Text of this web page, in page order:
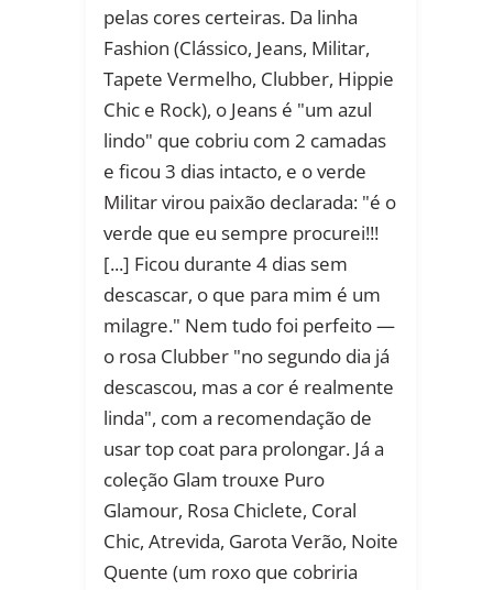
pelas cores certeiras. Da linha
Fashion (Clássico, Jeans, Militar,
Tapete Vermelho, Clubber, Hippie
Chic e Rock), o Jeans é "um azul
lindo" que cobriu com 2 camadas
e ficou 3 dias intacto, e o verde
Militar virou paixão declarada: "é o
verde que eu sempre procurei!!!
[...] Ficou durante 4 dias sem
descascar, o que para mim é um
milagre." Nem tudo foi perfeito —
o rosa Clubber "no segundo dia já
descascou, mas a cor é realmente
linda", com a recomendação de
usar top coat para prolongar. Já a
coleção Glam trouxe Puro
Glamour, Rosa Chiclete, Coral
Chic, Atrevida, Garota Verão, Noite
Quente (um roxo que cobriria